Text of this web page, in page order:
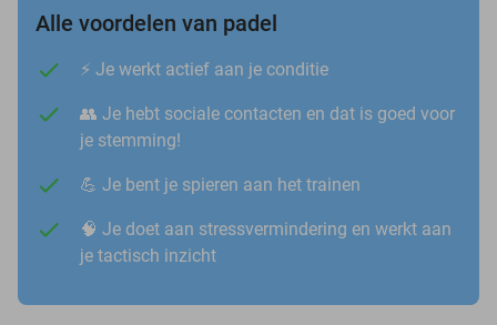
Alle voordelen van padel
⚡️ Je werkt actief aan je conditie
👥 Je hebt sociale contacten en dat is goed voor
je stemming!
💪 Je bent je spieren aan het trainen
🧠 Je doet aan stressvermindering en werkt aan
je tactisch inzicht